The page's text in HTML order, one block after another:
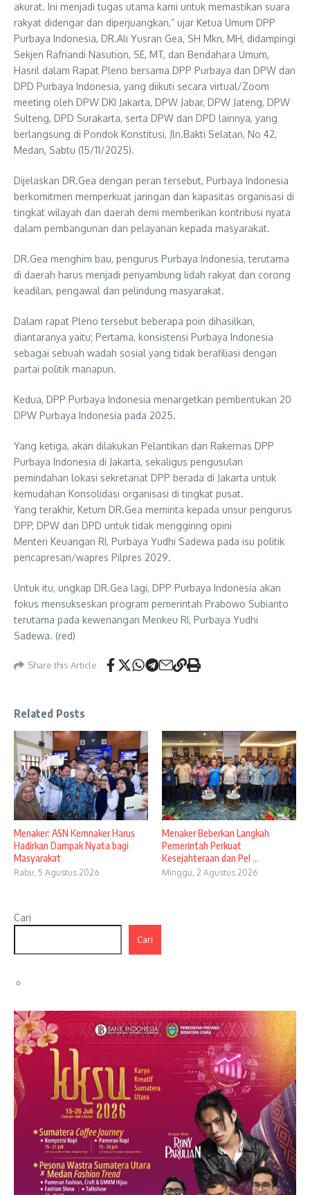
akurat. Ini menjadi tugas utama kami untuk memastikan suara
rakyat didengar dan diperjuangkan,” ujar Ketua Umum DPP
Purbaya Indonesia, DR.Ali Yusran Gea, SH Mkn, MH, didampingi
Sekjen Rafriandi Nasution, SE, MT, dan Bendahara Umum,
Hasril dalam Rapat Pleno bersama DPP Purbaya dan DPW dan
DPD Purbaya Indonesia, yang diikuti secara virtual/Zoom
meeting oleh DPW DKI Jakarta, DPW Jabar, DPW Jateng, DPW
Sulteng, DPD Surakarta, serta DPW dan DPD lainnya, yang
berlangsung di Pondok Konstitusi, Jln.Bakti Selatan, No 42,
Medan, Sabtu (15/11/2025).
Dijelaskan DR.Gea dengan peran tersebut, Purbaya Indonesia
berkomitmen memperkuat jaringan dan kapasitas organisasi di
tingkat wilayah dan daerah demi memberikan kontribusi nyata
dalam pembangunan dan pelayanan kepada masyarakat.
DR.Gea menghim bau, pengurus Purbaya Indonesia, terutama
di daerah harus menjadi penyambung lidah rakyat dan corong
keadilan, pengawal dan pelindung masyarakat.
Dalam rapat Pleno tersebut beberapa poin dihasilkan,
diantaranya yaitu; Pertama, konsistensi Purbaya Indonesia
sebagai sebuah wadah sosial yang tidak berafiliasi dengan
partai politik manapun.
Kedua, DPP Purbaya Indonesia menargetkan pembentukan 20
DPW Purbaya Indonesia pada 2025.
Yang ketiga, akan dilakukan Pelantikan dan Rakernas DPP
Purbaya Indonesia di Jakarta, sekaligus pengusulan
pemindahan lokasi sekretariat DPP berada di Jakarta untuk
kemudahan Konsolidasi organisasi di tingkat pusat.
Yang terakhir, Ketum DR.Gea meminta kepada unsur pengurus
DPP, DPW dan DPD untuk tidak menggiring opini
Menteri Keuangan RI, Purbaya Yudhi Sadewa pada isu politik
pencapresan/wapres Pilpres 2029.
Untuk itu, ungkap DR.Gea lagi, DPP Purbaya Indonesia akan
fokus mensukseskan program pemerintah Prabowo Subianto
terutama pada kewenangan Menkeu RI, Purbaya Yudhi
Sadewa. (red)
Share this Article
Related Posts
Menaker: ASN Kemnaker Harus
Hadirkan Dampak Nyata bagi
Masyarakat
Rabu, 5 Agustus 2026
Menaker Beberkan Langkah
Pemerintah Perkuat
Kesejahteraan dan Pel ...
Minggu, 2 Agustus 2026
Cari
Cari